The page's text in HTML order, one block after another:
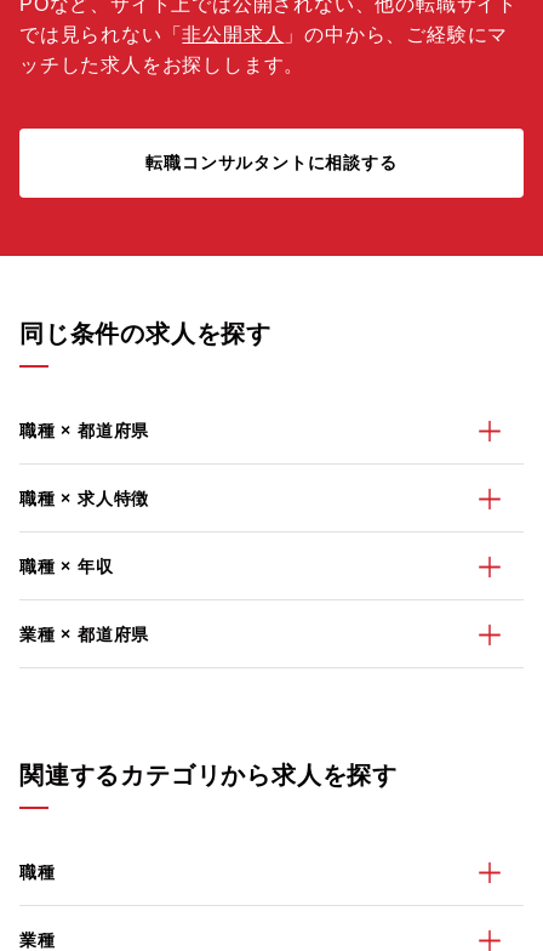
POなど、サイト上では公開されない、他の転職サイト
では見られない「非公開求人 」の中から、ご経験にマ
ッチした求人をお探しします。
転職コンサルタントに相談する
同じ条件の求人を探す
職種 × 都道府県
職種 × 求人特徴
職種 × 年収
業種 × 都道府県
関連するカテゴリから求人を探す
職種
業種